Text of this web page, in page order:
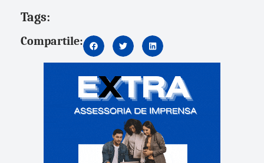
Tags:
Compartile: